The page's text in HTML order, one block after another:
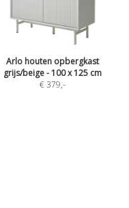
Arlo houten opbergkast
grijs/beige - 100 x 125 cm
€ 379,-